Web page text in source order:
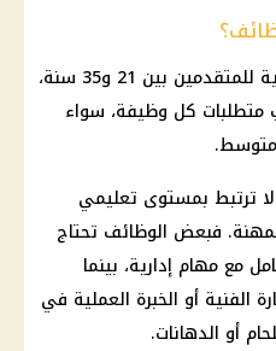
الفئة العمرية للمتقدمين بين 21 و35 سنة،
كل وظيفة، سواء
ترتبط بمستوى تعليمي
فبعض الوظائف تحتاج
مع مهام إدارية، بينما
الفنية أو الخبرة العملية في
أو الدهانات.